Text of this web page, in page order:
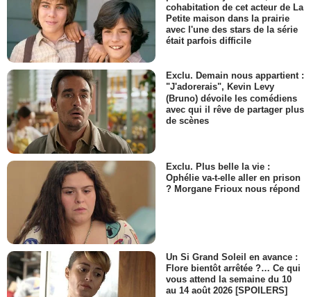
cohabitation de cet acteur de La
Petite maison dans la prairie
avec l'une des stars de la série
était parfois difficile
Exclu. Demain nous appartient :
"J'adorerais", Kevin Levy
(Bruno) dévoile les comédiens
avec qui il rêve de partager plus
de scènes
Exclu. Plus belle la vie :
Ophélie va-t-elle aller en prison
? Morgane Frioux nous répond
Un Si Grand Soleil en avance :
Flore bientôt arrêtée ?… Ce qui
vous attend la semaine du 10
au 14 août 2026 [SPOILERS]